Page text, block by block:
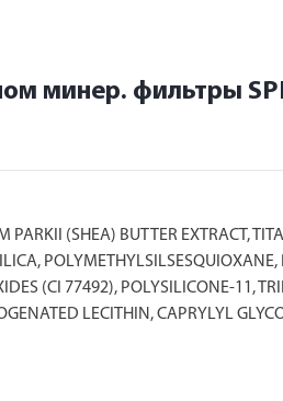
минер. фильтры
PARKII (SHEA) BUTTER EXTRACT,
(CI 77492), POLYSILICONE-11,
LECITHIN, CAPRYLYL